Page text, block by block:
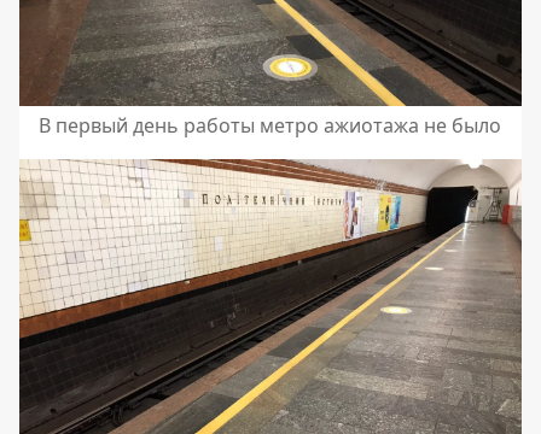
В первый день работы метро ажиотажа не было